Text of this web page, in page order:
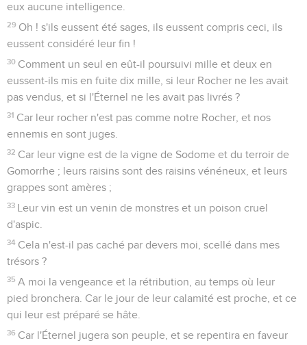
eux aucune intelligence.
29 Oh ! s'ils eussent été sages, ils eussent compris ceci, ils
eussent considéré leur fin !
30 Comment un seul en eût-il poursuivi mille et deux en
eussent-ils mis en fuite dix mille, si leur Rocher ne les avait
pas vendus, et si l'Éternel ne les avait pas livrés ?
31 Car leur rocher n'est pas comme notre Rocher, et nos
ennemis en sont juges.
32 Car leur vigne est de la vigne de Sodome et du terroir de
Gomorrhe ; leurs raisins sont des raisins vénéneux, et leurs
grappes sont amères ;
33 Leur vin est un venin de monstres et un poison cruel
d'aspic.
34 Cela n'est-il pas caché par devers moi, scellé dans mes
trésors ?
35 A moi la vengeance et la rétribution, au temps où leur
pied bronchera. Car le jour de leur calamité est proche, et ce
qui leur est préparé se hâte.
36 Car l'Éternel jugera son peuple, et se repentira en faveur